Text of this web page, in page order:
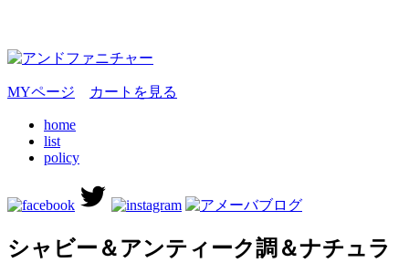
MYページ カートを見る
home
list
policy
シャビー＆アンティーク調＆ナチュラ